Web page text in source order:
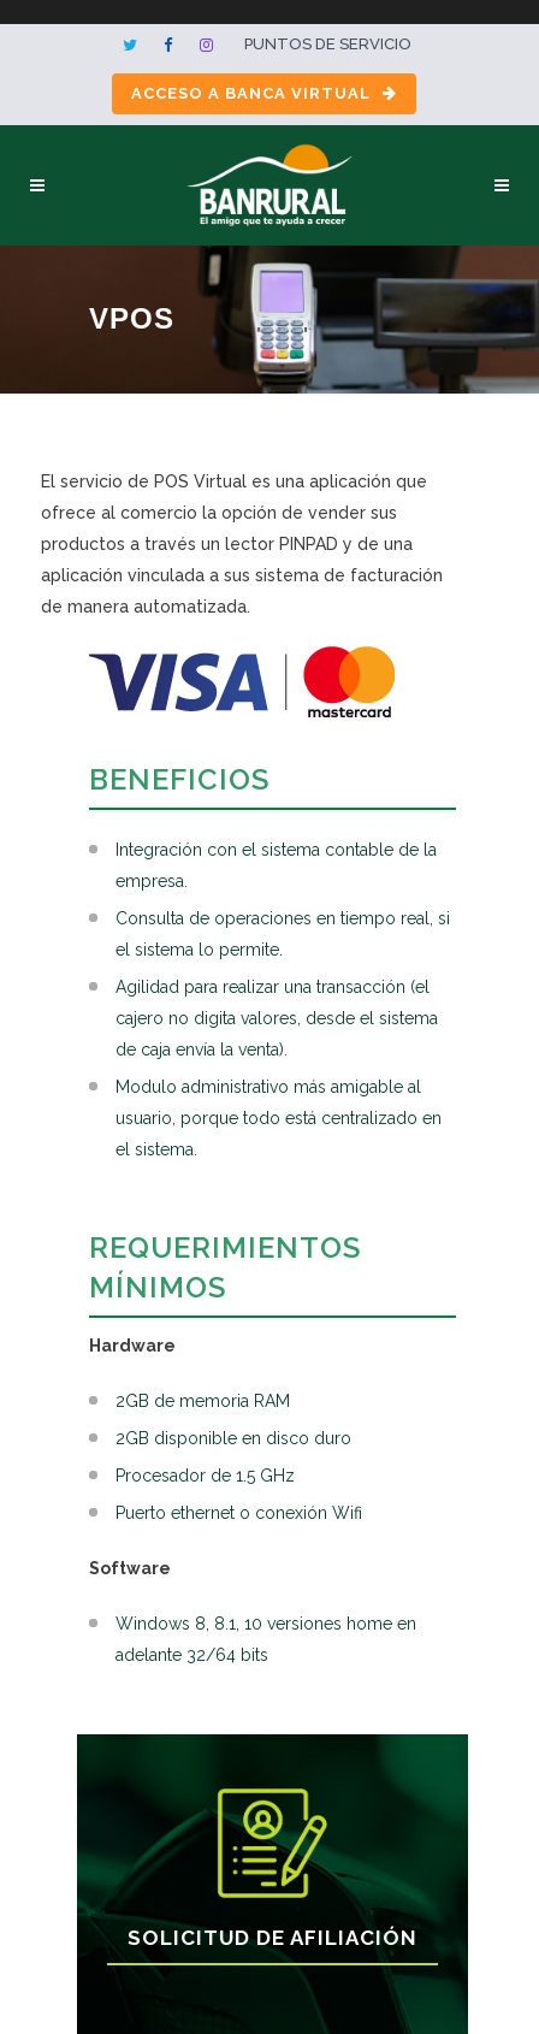
PUNTOS DE SERVICIO
ACCESO A BANCA VIRTUAL
VPOS
El servicio de POS Virtual es una aplicación que
ofrece al comercio la opción de vender sus
productos a través un lector PINPAD y de una
aplicación vinculada a sus sistema de facturación
de manera automatizada.
BENEFICIOS
Integración con el sistema contable de la
empresa.
Consulta de operaciones en tiempo real, si
el sistema lo permite.
Agilidad para realizar una transacción (el
cajero no digita valores, desde el sistema
de caja envía la venta).
Modulo administrativo más amigable al
usuario, porque todo está centralizado en
el sistema.
REQUERIMIENTOS
MÍNIMOS
Hardware
2GB de memoria RAM
2GB disponible en disco duro
Procesador de 1.5 GHz
Puerto ethernet o conexión Wifi
Software
Windows 8, 8.1, 10 versiones home en
adelante 32/64 bits
SOLICITUD DE AFILIACIÓN